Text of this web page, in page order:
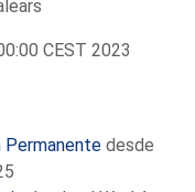
CEST 2023
Permanente desde